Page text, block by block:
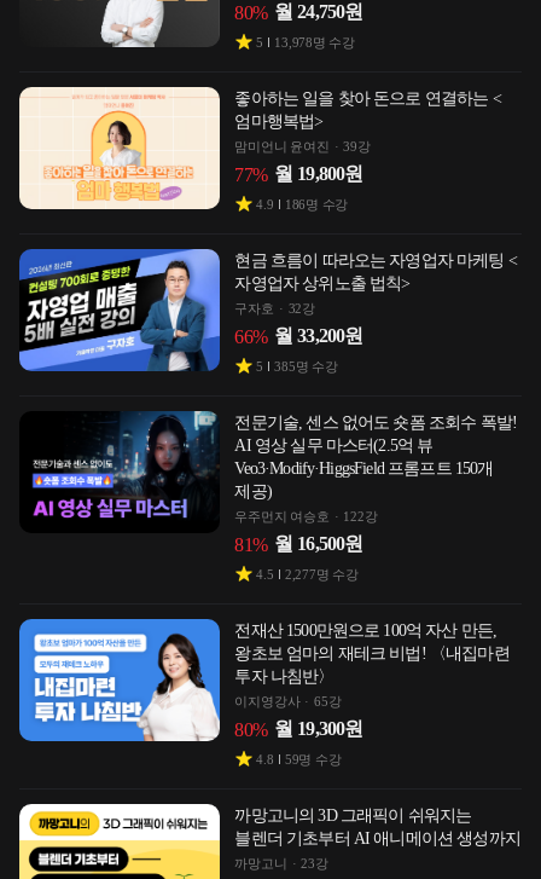
80% 월 24,750원
5 13,978명 수강
좋아하는 일을 찾아 돈으로 연결하는 <
엄마행복법>
맘미언니 윤여진 39강
77% 월 19,800원
4.9 186명 수강
현금 흐름이 따라오는 자영업자 마케팅 <
자영업자 상위노출 법칙>
구자호 32강
66% 월 33,200원
5 385명 수강
전문기술, 센스 없어도 숏폼 조회수 폭발!
AI 영상 실무 마스터(2.5억 뷰
Veo3·Modify·HiggsField 프롬프트 150개
제공)
우주먼지 여승호 122강
81% 월 16,500원
4.5 2,277명 수강
전재산 1500만원으로 100억 자산 만든,
왕초보 엄마의 재테크 비법! 〈내집마련
투자 나침반〉
이지영강사 65강
80% 월 19,300원
4.8 59명 수강
까망고니의 3D 그래픽이 쉬워지는
블렌더 기초부터 AI 애니메이션 생성까지
까망고니 23강